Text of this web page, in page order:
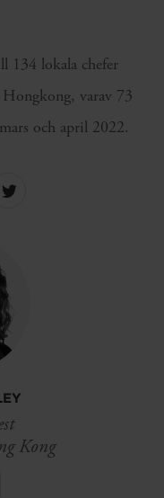
Kong
134 lokala chefer
Hongkong, varav 73
och april 2022.
Share